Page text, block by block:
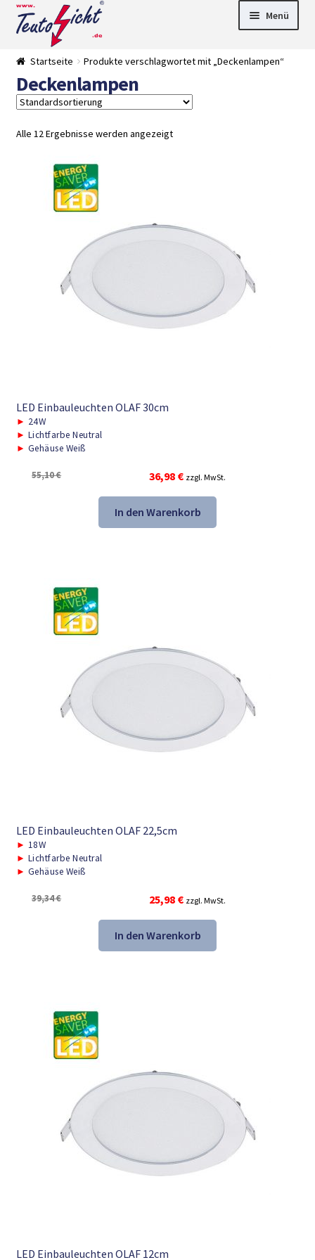
Zur
Navigation
springen
Springe
zum
Menü
► LED Panel
►
Startseite Produkte verschlagwortet mit „Deckenlampen“
Deckenlampen
Alle 12 Ergebnisse werden angezeigt
LED Einbauleuchten OLAF 30cm
► 24W
► Lichtfarbe Neutral
► Gehäuse Weiß
55,10€
Ursprünglicher
Preis
war:
55,10 €
36,98 €Aktueller
Preis
ist:
36,98 €.
zzgl. MwSt.
In den Warenkorb
LED Einbauleuchten OLAF 22,5cm
► 18W
► Lichtfarbe Neutral
► Gehäuse Weiß
39,34€
Ursprünglicher
Preis
war:
39,34 €
25,98 €Aktueller
Preis
ist:
25,98 €.
zzgl. MwSt.
In den Warenkorb
LED Einbauleuchten OLAF 12cm